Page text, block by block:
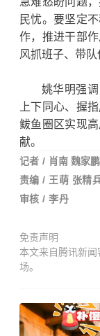
民忧。要坚定
作，推进干部
风抓班子、带队
姚华明强
上下同心、握
鲅鱼圈区实现
献。
记者 / 肖南 魏家鹏
责编 / 王萌 张精
审核 / 李丹
免责声明
本文来自腾讯新
场。